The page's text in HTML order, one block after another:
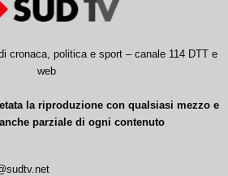
cronaca, politica e sport – canale 114 DTT e
web
la riproduzione con qualsiasi mezzo e
parziale di ogni contenuto